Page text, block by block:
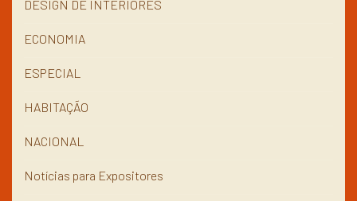
DESIGN DE INTERIORES
ECONOMIA
ESPECIAL
HABITAÇÃO
NACIONAL
Notícias para Expositores